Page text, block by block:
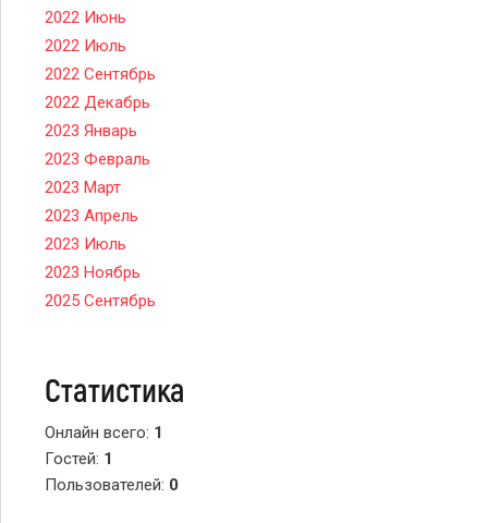
2022 Июнь
2022 Июль
2022 Сентябрь
2022 Декабрь
2023 Январь
2023 Февраль
2023 Март
2023 Апрель
2023 Июль
2023 Ноябрь
2025 Сентябрь
Статистика
Онлайн всего: 1
Гостей: 1
Пользователей: 0